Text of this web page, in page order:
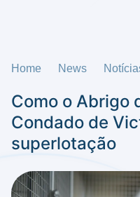
Home News
Como o Abrigo
Condado de
superlotação